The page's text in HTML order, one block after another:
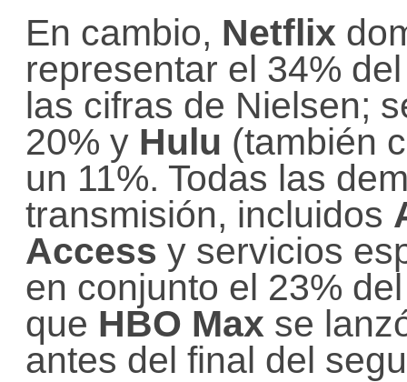
En cambio, Netflix
representar el 34%
las cifras de Nielsen;
20% y Hulu (también
un 11%. Todas las
transmisión, incluidos
Access y servicios
en conjunto el 23%
que HBO Max se
antes del final del